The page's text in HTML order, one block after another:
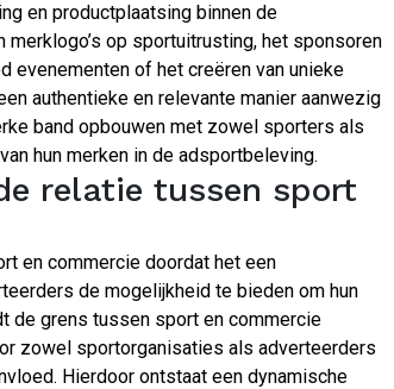
en productplaatsing binnen de
op sportuitrusting, het sponsoren
evenementen of het creëren van unieke
authentieke en relevante manier aanwezig
band opbouwen met zowel sporters als
hun merken in de adsportbeleving.
relatie tussen sport
en commercie doordat het een
de mogelijkheid te bieden om hun
de grens tussen sport en commercie
zowel sportorganisaties als adverteerders
Hierdoor ontstaat een dynamische